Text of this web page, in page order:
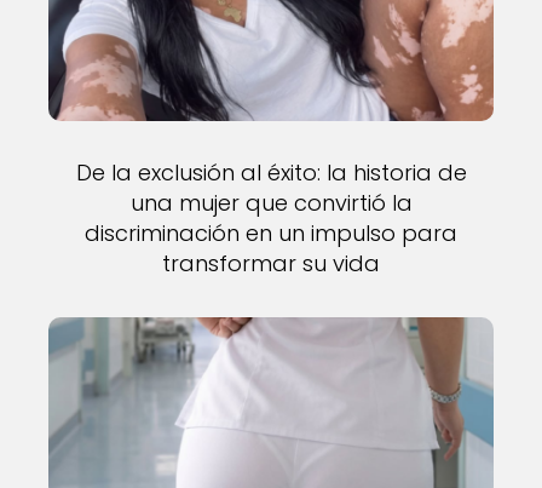
De la exclusión al éxito: la historia de
una mujer que convirtió la
discriminación en un impulso para
transformar su vida